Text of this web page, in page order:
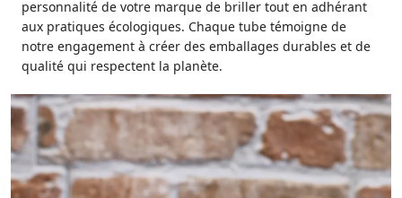
personnalité de votre marque de briller tout en adhérant
aux pratiques écologiques. Chaque tube témoigne de
notre engagement à créer des emballages durables et de
qualité qui respectent la planète.